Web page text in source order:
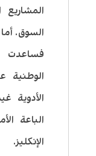
السوق.
فساعدت
الوطنية
الأدوية
الباعة
الإنكليز.